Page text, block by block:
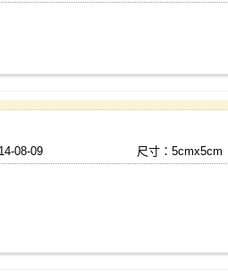
08-09 尺寸：5cmx5cm